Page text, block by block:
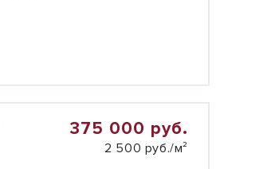
375 000 руб.
2 500 руб./м²